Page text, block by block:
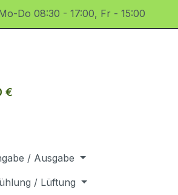
Do 08:30 - 17:00, Fr - 15:00
€
/ Ausgabe
/ Lüftung